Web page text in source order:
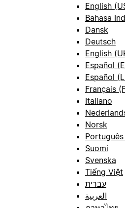
English
Bahasa
Dansk
Deutsch
English
Español
Español
Français
Italiano
Norsk
Suomi
Svenska
Tiếng Việt
עברית
العربية